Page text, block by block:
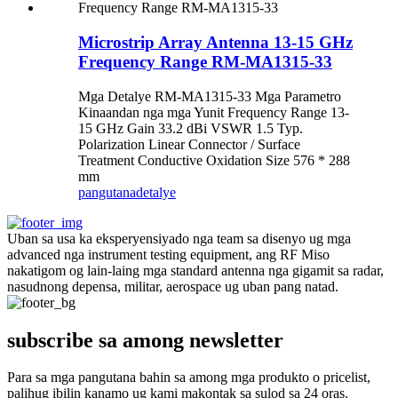
Microstrip Array Antenna 13-15 GHz
Frequency Range RM-MA1315-33
Mga Detalye RM-MA1315-33 Mga Parametro
Kinaandan nga mga Yunit Frequency Range 13-
15 GHz Gain 33.2 dBi VSWR 1.5 Typ.
Polarization Linear Connector / Surface
Treatment Conductive Oxidation Size 576 * 288
mm
pangutanadetalye
Uban sa usa ka eksperyensiyado nga team sa disenyo ug mga
advanced nga instrument testing equipment, ang RF Miso
nakatigom og lain-laing mga standard antenna nga gigamit sa radar,
nasudnong depensa, militar, aerospace ug uban pang natad.
subscribe sa among newsletter
Para sa mga pangutana bahin sa among mga produkto o pricelist,
palihug ibilin kanamo ug kami makontak sa sulod sa 24 oras.